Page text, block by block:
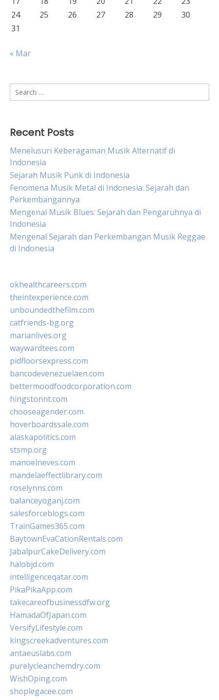
24
25 26 27 28 29
30
31
« Mar
Search
for:
Recent Posts
Menelusuri Keberagaman Musik Alternatif di
Indonesia
Sejarah Musik Punk di Indonesia
Fenomena Musik Metal di Indonesia: Sejarah dan
Perkembangannya
Mengenal Musik Blues: Sejarah dan Pengaruhnya di
Indonesia
Mengenal Sejarah dan Perkembangan Musik Reggae
di Indonesia
okhealthcareers.com
theintexperience.com
unboundedthefilm.com
catfriends-bg.org
marianlives.org
waywardtees.com
pidfloorsexpress.com
bancodevenezuelaen.com
bettermoodfoodcorporation.com
hingstonnt.com
chooseagender.com
hoverboardssale.com
alaskapolitics.com
stsmp.org
manoelneves.com
mandelaeffectlibrary.com
roselynns.com
balanceyoganj.com
salesforceblogs.com
TrainGames365.com
BaytownEvaCationRentals.com
JabalpurCakeDelivery.com
halobjd.com
intelligenceqatar.com
PikaPikaApp.com
takecareofbusinessdfw.org
HamadaOfJapan.com
VersifyLifestyle.com
kingscreekadventures.com
antaeuslabs.com
purelycleanchemdry.com
WishOping.com
shoplegacee.com